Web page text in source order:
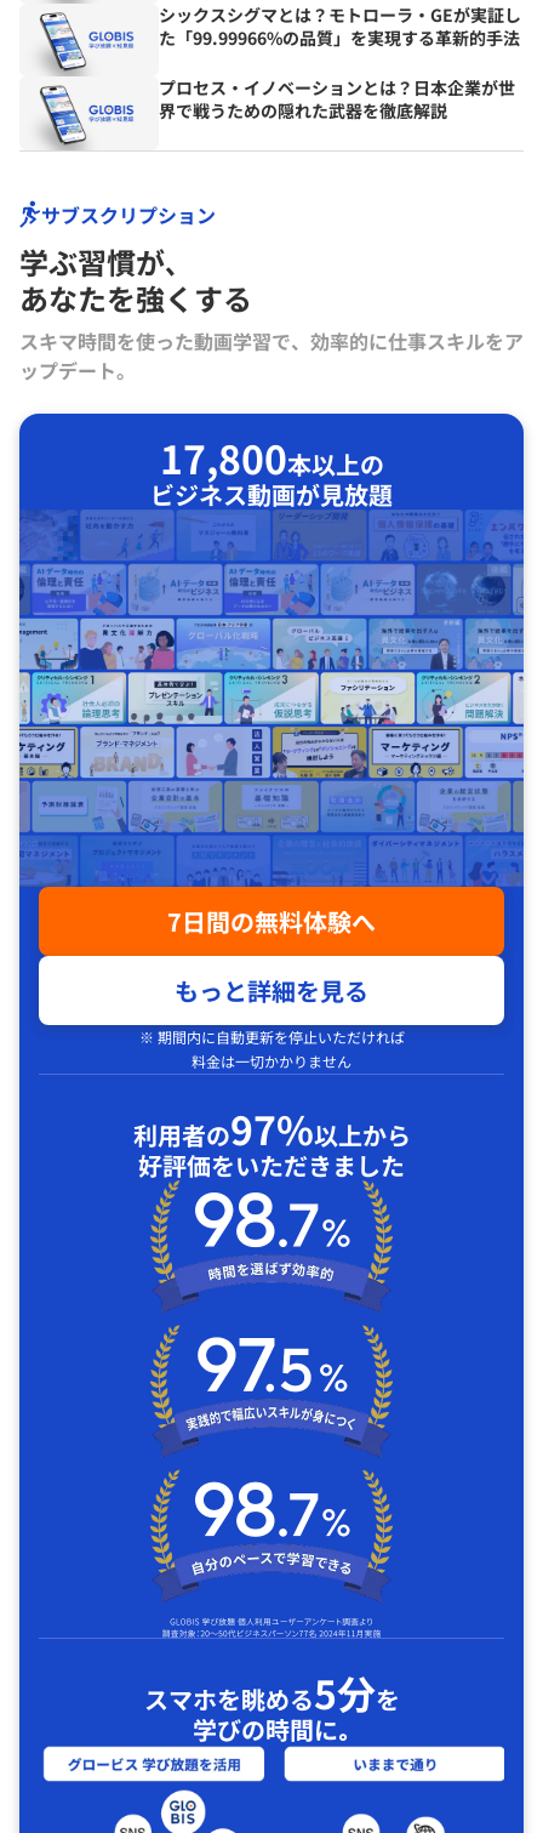
シックスシグマとは？モトローラ・GEが実証し
た「99.99966%の品質」を実現する革新的手法
プロセス・イノベーションとは？日本企業が世
界で戦うための隠れた武器を徹底解説
サブスクリプション
学ぶ習慣が､
あなたを強くする
スキマ時間を使った動画学習で、効率的に仕事スキルをア
ップデート。
17,800本以上の
ビジネス動画が見放題
7日間の無料体験へ
もっと詳細を見る
※ 期間内に自動更新を停止いただければ
料金は一切かかりません
利用者の97%以上から
好評価をいただきました
スマホを眺める5分を
学びの時間に｡